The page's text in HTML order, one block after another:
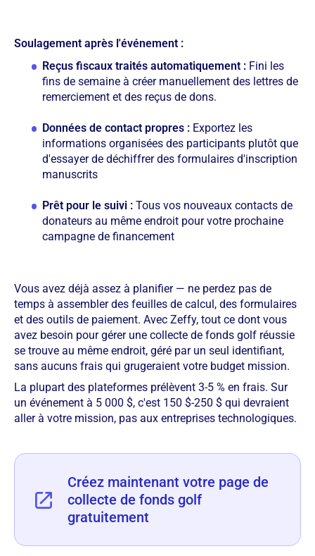
Soulagement après l'événement :
Reçus fiscaux traités automatiquement : Fini les
fins de semaine à créer manuellement des lettres de
remerciement et des reçus de dons.
Données de contact propres : Exportez les
informations organisées des participants plutôt que
d'essayer de déchiffrer des formulaires d'inscription
manuscrits
Prêt pour le suivi : Tous vos nouveaux contacts de
donateurs au même endroit pour votre prochaine
campagne de financement
Vous avez déjà assez à planifier — ne perdez pas de
temps à assembler des feuilles de calcul, des formulaires
et des outils de paiement. Avec Zeffy, tout ce dont vous
avez besoin pour gérer une collecte de fonds golf réussie
se trouve au même endroit, géré par un seul identifiant,
sans aucuns frais qui grugeraient votre budget mission.
La plupart des plateformes prélèvent 3-5 % en frais. Sur
un événement à 5 000 $, c'est 150 $-250 $ qui devraient
aller à votre mission, pas aux entreprises technologiques.
Créez maintenant votre page de
collecte de fonds golf
gratuitement